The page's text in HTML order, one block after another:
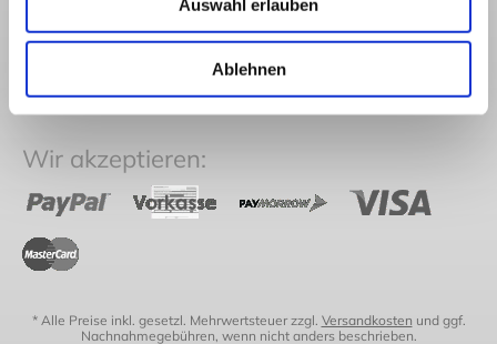
Auswahl erlauben
Ablehnen
Versand
Versand in die
Schweiz
Zahlung
Japanwelt Blog
Wir akzeptieren:
* Alle Preise inkl. gesetzl. Mehrwertsteuer zzgl. Versandkosten und ggf.
Nachnahmegebühren, wenn nicht anders beschrieben.